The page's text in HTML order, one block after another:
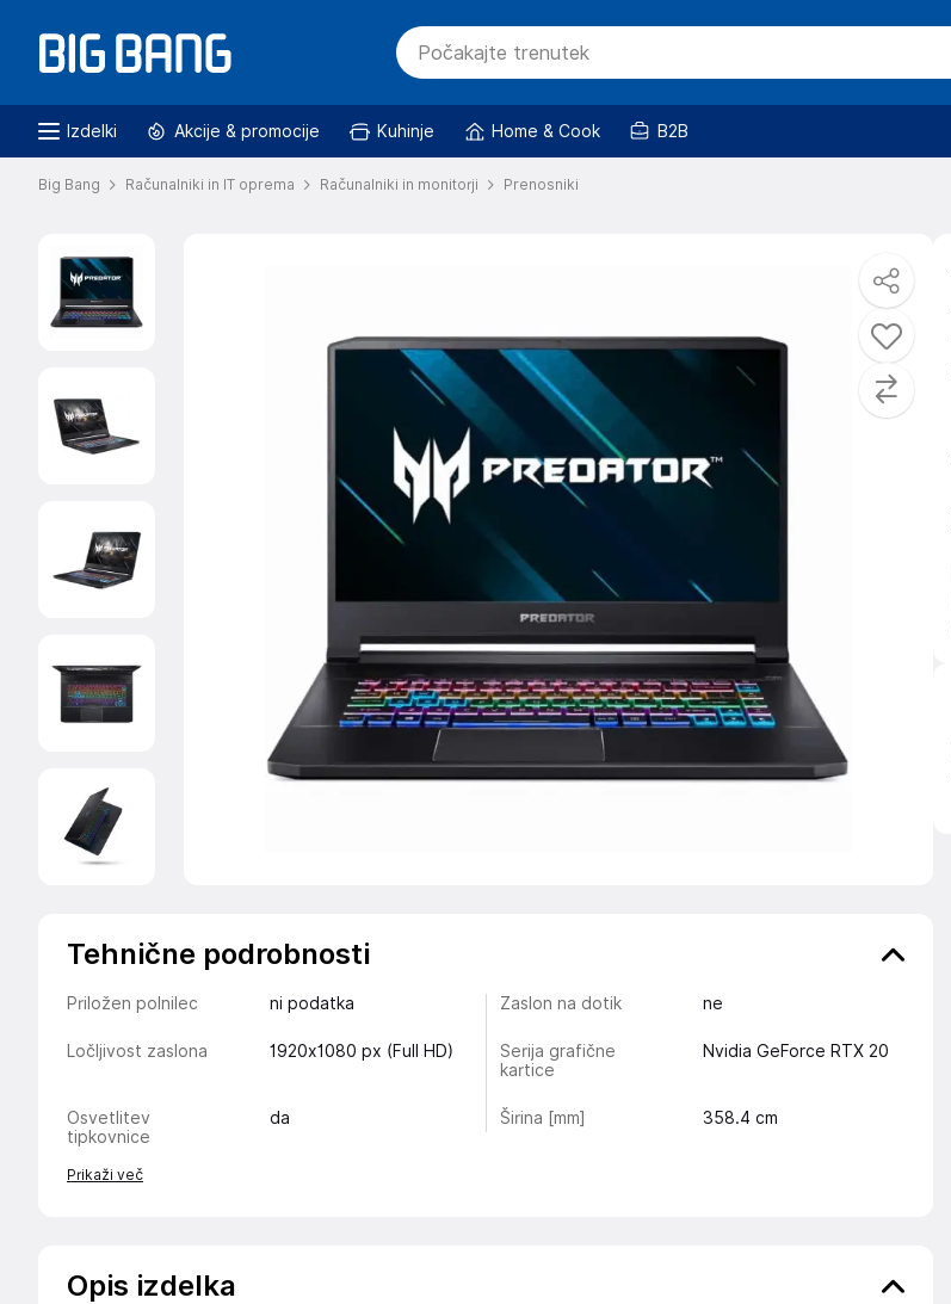
Izdelki Akcije & promocije Kuhinje Home & Cook B2B
Big Bang Računalniki in IT oprema Računalniki in monitorji Prenosniki
Tehnične podrobnosti
Priložen polnilec ni podatka Zaslon na dotik ne
Ločljivost zaslona 1920x1080 px (Full HD)
Serija grafične
kartice
Nvidia GeForce RTX 20
Osvetlitev
tipkovnice
da Širina [mm] 358.4 cm
Prikaži več
Opis izdelka